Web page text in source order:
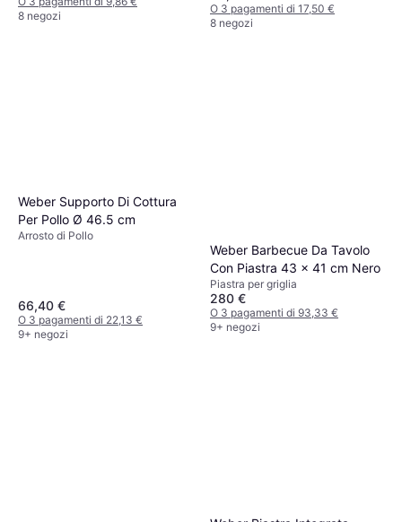
8 negozi
O 3 pagamenti di 17,50 €
8 negozi
Weber Supporto Di Cottura
Per Pollo Ø 46.5 cm
Arrosto di Pollo
66,40 €
O 3 pagamenti di 22,13 €
9+ negozi
Weber Barbecue Da Tavolo
Con Piastra 43 x 41 cm Nero
Piastra per griglia
280 €
O 3 pagamenti di 93,33 €
9+ negozi